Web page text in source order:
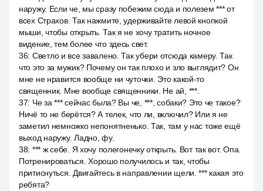
наружу. Если че, мы сразу побежим сюда и полезем *** от
всех Страхов. Так нажмите, удерживайте левой кнопкой
мыши, чтобы открыть. Так я не хочу тратить ночное
видение, тем более что здесь свет.
36: Светло и все завалено. Так убери отсюда камеру. Так
что это за мужик? Почему он так плохо и зло выглядит? Он
мне не нравится вообще ни чуточки. Это какой-то
священник. Мне вообще священники. Не ай, ***.
37: Че за *** сейчас была? Вы че, ***, собаки? Это че такое?
Ничё то не берётся? А телек, что ли, включил? Или я не
заметил немножко непонятненько. Так, там у нас тоже ещё
выход наружу. Ладно, фу.
38: *** ж себе. Я хочу полегонечку открыть. Вот так вот. Опа.
Потренироваться. Хорошо получилось и так, чтобы
притиснуться. Двигайтесь в направлении щели. *** какая это
ребята?